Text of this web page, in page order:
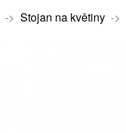
-> Stojan na květiny ->